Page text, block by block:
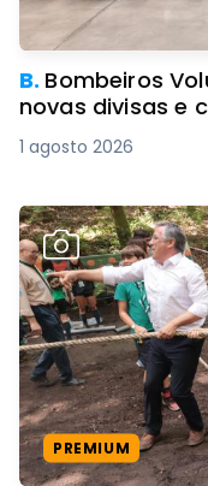
B. Bombeiros
novas divisas e
1 agosto 2026
PREMIUM